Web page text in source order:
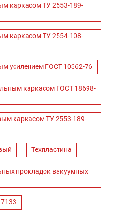
каркасом ТУ 2553-189-
каркасом ТУ 2554-108-
усилением ГОСТ 10362-76
каркасом ГОСТ 18698-
каркасом ТУ 2553-189-
Техпластина
прокладок вакуумных